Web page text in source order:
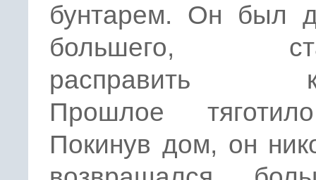
бунтарем. Он был
большего,
расправить
Прошлое
Покинув дом, он